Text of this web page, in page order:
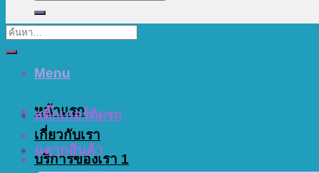
Menu
หน้าแรก
เกี่ยวกับเรา
บริการของเรา 1
สติ๊กเกอร์ติดรถ
ฉลากสินค้า